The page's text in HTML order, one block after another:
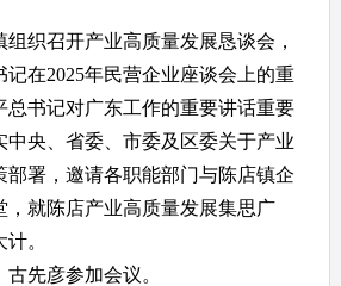
织召开产业高质量发展恳谈会，
在2025年民营企业座谈会上的重
总书记对广东工作的重要讲话重要
中央、省委、市委及区委关于产业
部署，邀请各职能部门与陈店镇企
，就陈店产业高质量发展集思广
。
先彦参加会议。